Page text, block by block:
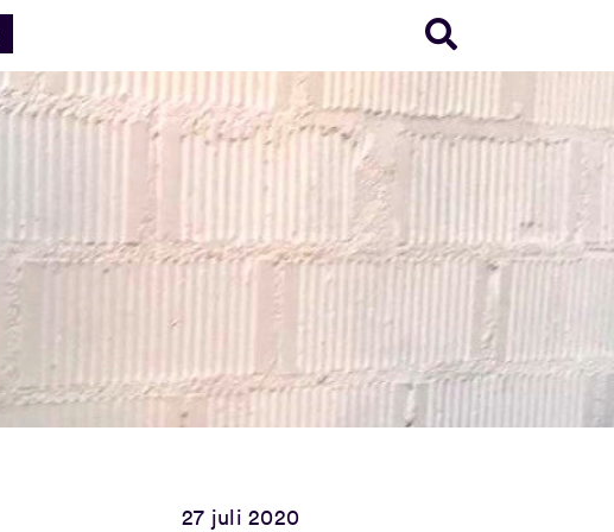
27 juli 2020